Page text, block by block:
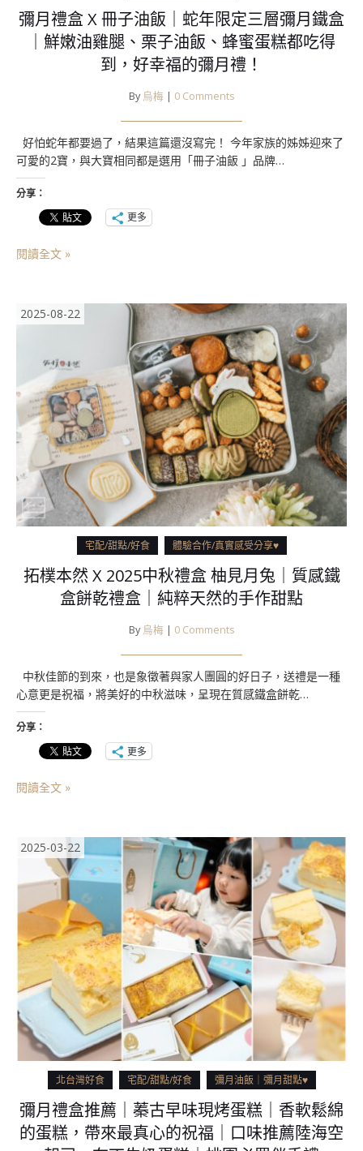
彌月禮盒 X 冊子油飯｜蛇年限定三層彌月鐵盒
｜鮮嫩油雞腿、栗子油飯、蜂蜜蛋糕都吃得
到，好幸福的彌月禮！
By 烏梅 | 0 Comments
好怕蛇年都要過了，結果這篇還沒寫完！ 今年家族的姊姊迎來了
可愛的2寶，與大寶相同都是選用「冊子油飯 」品牌…
分享：
更多
閱讀全文 »
2025-08-22
宅配/甜點/好食 體驗合作/真實感受分享♥
拓樸本然 X 2025中秋禮盒 柚見月兔｜質感鐵
盒餅乾禮盒｜純粹天然的手作甜點
By 烏梅 | 0 Comments
中秋佳節的到來，也是象徵著與家人團圓的好日子，送禮是一種
心意更是祝福，將美好的中秋滋味，呈現在質感鐵盒餅乾…
分享：
更多
閱讀全文 »
2025-03-22
北台灣好食 宅配/甜點/好食 彌月油飯｜彌月甜點♥
彌月禮盒推薦｜蓁古早味現烤蛋糕｜香軟鬆綿
的蛋糕，帶來最真心的祝福｜口味推薦陸海空